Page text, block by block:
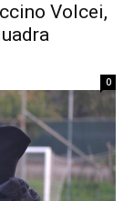
Volcei,
0